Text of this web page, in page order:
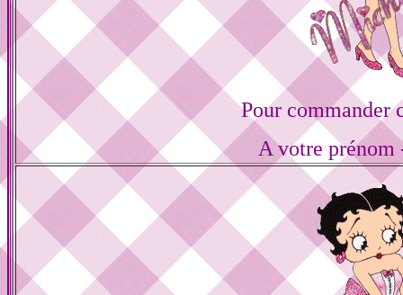
Pour commander
A votre prénom